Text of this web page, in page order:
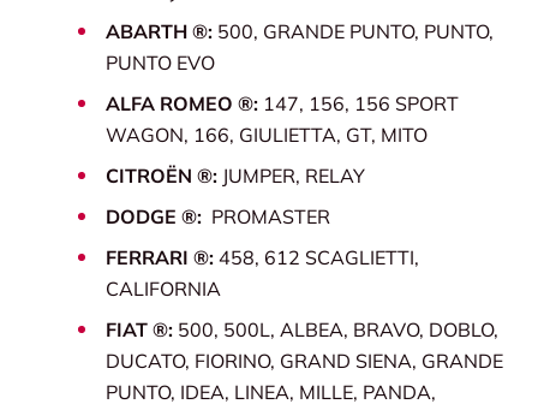
ABARTH ®: 500, GRANDE PUNTO, PUNTO,
PUNTO EVO
ALFA ROMEO ®: 147, 156, 156 SPORT
WAGON, 166, GIULIETTA, GT, MITO
CITROËN ®: JUMPER, RELAY
DODGE ®: PROMASTER
FERRARI ®: 458, 612 SCAGLIETTI,
CALIFORNIA
FIAT ®: 500, 500L, ALBEA, BRAVO, DOBLO,
DUCATO, FIORINO, GRAND SIENA, GRANDE
PUNTO, IDEA, LINEA, MILLE, PANDA,